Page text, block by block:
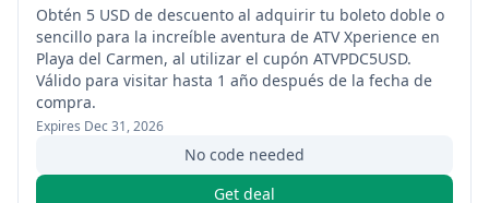
Obtén 5 USD de descuento al adquirir tu boleto doble o
sencillo para la increíble aventura de ATV Xperience en
Playa del Carmen, al utilizar el cupón ATVPDC5USD.
Válido para visitar hasta 1 año después de la fecha de
compra.
Expires Dec 31, 2026
No code needed
Get deal